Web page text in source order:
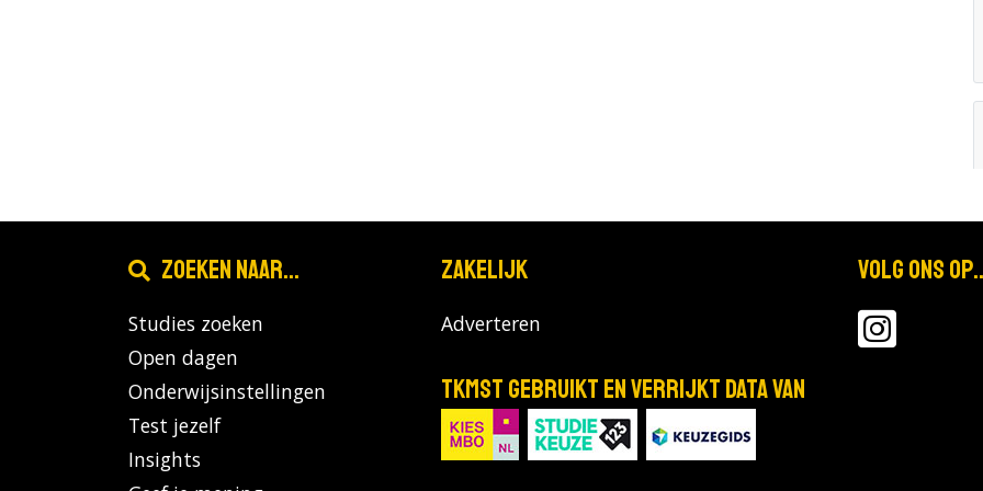
Zoeken naar...
Studies zoeken
Open dagen
Onderwijsinstellingen
Test jezelf
Insights
Zakelijk
Adverteren
TKMST gebruikt en verrijkt data van
Volg ons